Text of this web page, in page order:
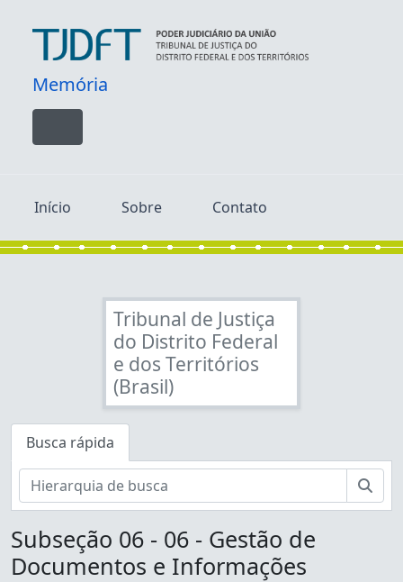
Memória
Toggle navigation
Início Sobre Contato
Tribunal de Justiça
do Distrito Federal
e dos Territórios
(Brasil)
Busca rápida
Subseção 06 - 06 - Gestão de
Documentos e Informações